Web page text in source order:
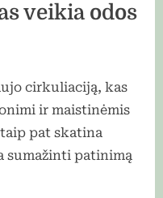
veikia odos
cirkuliaciją, kas
ir maistinėmis
pat skatina
sumažinti patinimą